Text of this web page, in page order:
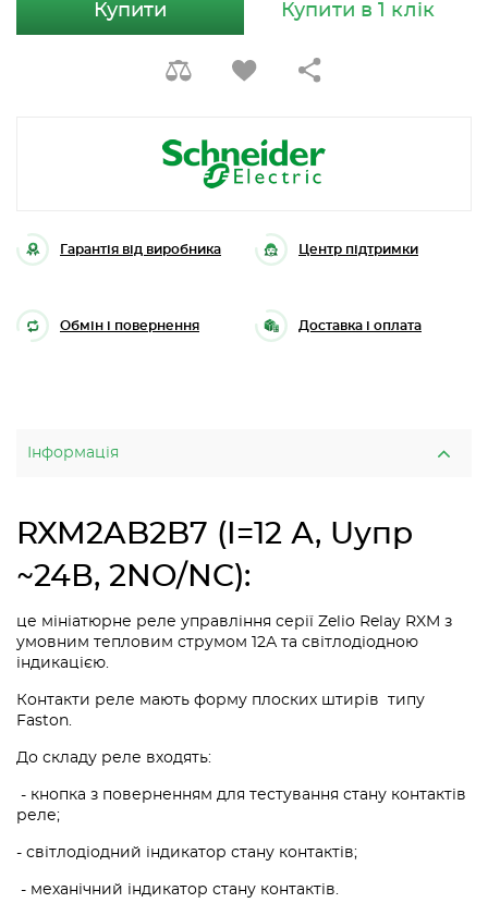
Купити Купити в 1 клік
Гарантія від виробника Центр підтримки
Обмін і повернення Доставка і оплата
Інформація
RXM2AB2B7 (I=12 А, Uупр
~24В, 2NO/NC):
це мініатюрне реле управління серії Zelio Relay RXM з
умовним тепловим струмом 12А та світлодіодною
індикацією.
Контакти реле мають форму плоских штирів типу
Faston.
До складу реле входять:
- кнопка з поверненням для тестування стану контактів
реле;
- світлодіодний індикатор стану контактів;
- механічний індикатор стану контактів.